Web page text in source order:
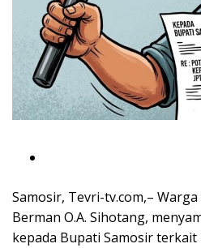
Samosir, Tevri-tv.com,–
Berman O.A. Sihotang,
kepada Bupati Samosir